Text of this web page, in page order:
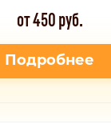
от 450 руб.
Подробнее